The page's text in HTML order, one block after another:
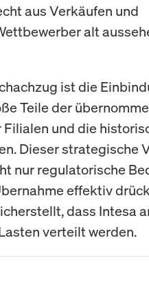
aus Verkäufen und
alt
ist die
Teile der
und die
Dieser strategische
nur regulatorische
effektiv
dass Intesa
verteilt werden.